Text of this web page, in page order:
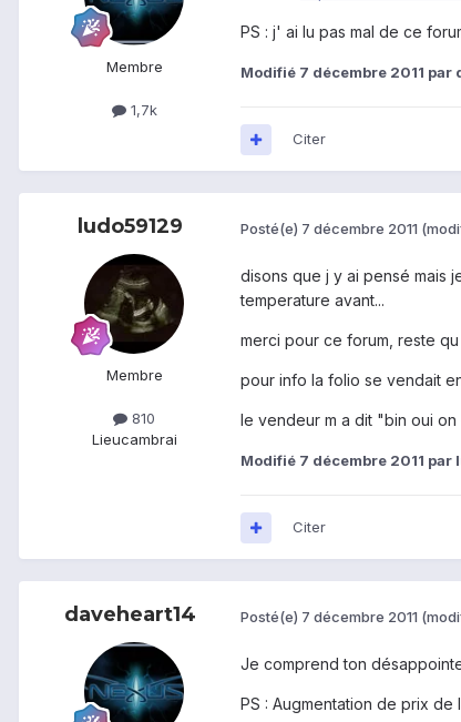
Membre
1,7k
PS : j' ai lu pas mal de ce
Modifié 7 décembre 2011 par
Citer
ludo59129
Membre
810
Lieucambrai
Posté(e) 7 décembre 2011
disons que j y ai pensé mais
temperature avant...
merci pour ce forum, reste qu
pour info la folio se vendait
le vendeur m a dit "bin oui
Modifié 7 décembre 2011 par
Citer
daveheart14 Posté(e) 7 décembre 2011
Je comprend ton
PS : Augmentation de prix de